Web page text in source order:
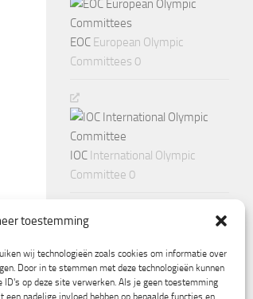
toestemming
wij technologieën zoals cookies om informatie over
Door in te stemmen met deze technologieën kunnen
op deze site verwerken. Als je geen toestemming
nadelige invloed hebben op bepaalde functies en
EOC European Olympic
Committees 0
IOC International Olympic
Committee 0